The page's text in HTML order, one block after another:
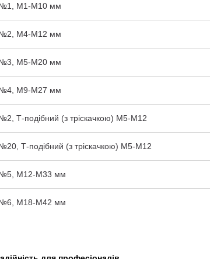
№1, M1-M10 мм
№2, M4-M12 мм
№3, M5-M20 мм
№4, M9-M27 мм
Т-подібний (з тріскачкою) M5-M12
Т-подібний (з тріскачкою) M5-M12
№5, M12-M33 мм
№6, M18-M42 мм